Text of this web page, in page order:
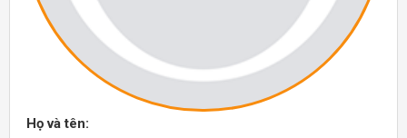
Họ và tên: